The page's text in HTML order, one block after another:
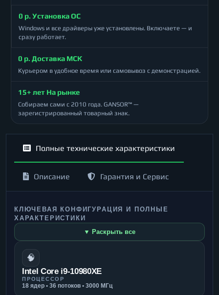
0 р. Установка ОС
Windows и все драйверы уже установлены. Включаете — и
сразу работает.
0 р. Доставка МСК
Курьером в удобное время или самовывоз с демонстрацией.
15+ лет На рынке
Собираем сами с 2010 года. GANSOR™ —
зарегистрированный товарный знак.
Полные технические характеристики
Описание Гарантия и Сервис
КЛЮЧЕВАЯ КОНФИГУРАЦИЯ И ПОЛНЫЕ
ХАРАКТЕРИСТИКИ
▼ Раскрыть все
🧠
Intel Core i9-10980XE
ПРОЦЕССОР
18 ядер • 36 потоков • 3000 МГц